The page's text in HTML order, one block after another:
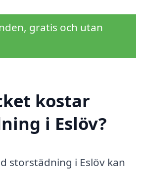
gratis och utan
kostar
i Eslöv?
storstädning i Eslöv kan